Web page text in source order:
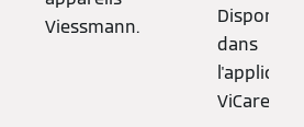
Viessmann.
Disponible
dans
ViCare.